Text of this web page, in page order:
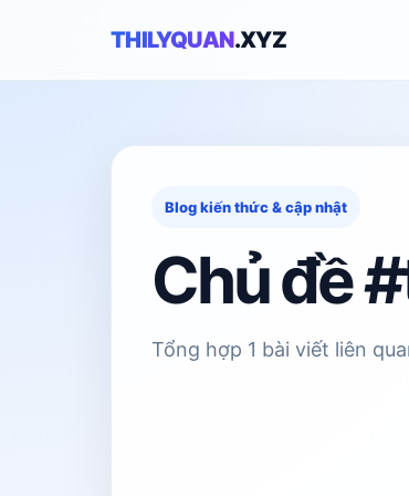
THILYQUAN.XYZ
Blog kiến thức & cập nhật
Chủ đề
Tổng hợp 1 bài viết liên